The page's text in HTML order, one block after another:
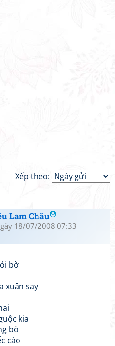
Xếp theo:
Lam Châu
18/07/2008 07:33
bờ
xuân say
kia
bò
cào